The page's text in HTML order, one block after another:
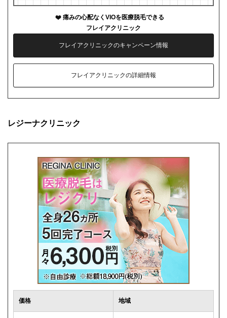
痛みの心配なくVIOを医療脱毛できる
フレイアクリニック
フレイアクリニックのキャンペーン情報
フレイアクリニックの詳細情報
レジーナクリニック
価格 地域